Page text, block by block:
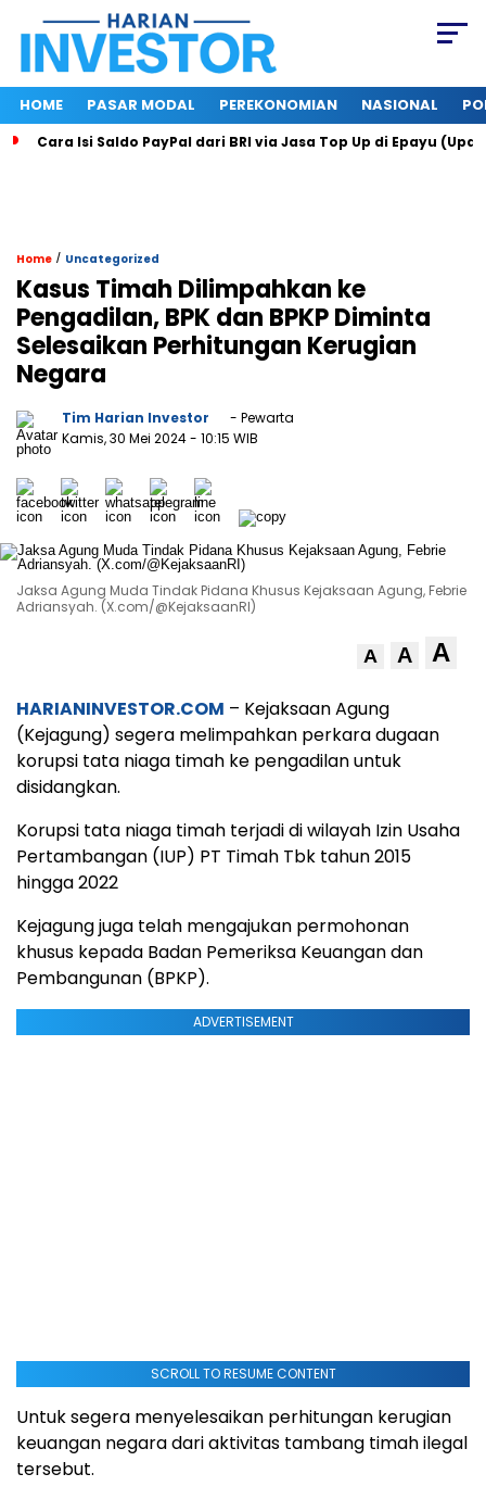
HOME PASAR MODAL PEREKONOMIAN NASIONAL
Cara Isi Saldo PayPal dari BRI via Jasa Top Up di Epayu
Home / Uncategorized
Kasus Timah Dilimpahkan ke
Pengadilan, BPK dan BPKP Diminta
Selesaikan Perhitungan Kerugian
Negara
Tim Harian Investor
- Pewarta
Kamis, 30 Mei 2024- 10:15 WIB
Jaksa Agung Muda Tindak Pidana Khusus Kejaksaan Agung, Febrie
Adriansyah. (X.com/@KejaksaanRI)
A A A
HARIANINVESTOR.COM – Kejaksaan Agung
(Kejagung) segera melimpahkan perkara dugaan
korupsi tata niaga timah ke pengadilan untuk
disidangkan.
Korupsi tata niaga timah terjadi di wilayah Izin Usaha
Pertambangan (IUP) PT Timah Tbk tahun 2015
hingga 2022
Kejagung juga telah mengajukan permohonan
khusus kepada Badan Pemeriksa Keuangan dan
Pembangunan (BPKP).
ADVERTISEMENT
SCROLL TO RESUME CONTENT
Untuk segera menyelesaikan perhitungan kerugian
keuangan negara dari aktivitas tambang timah ilegal
tersebut.